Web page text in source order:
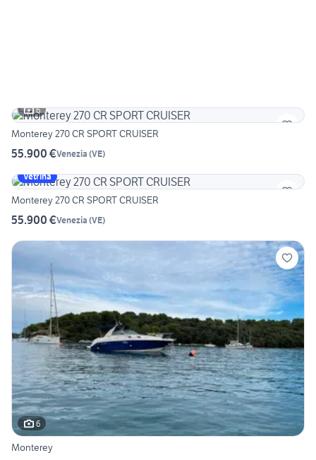
6
Monterey 270 CR SPORT CRUISER
55.900 €Venezia (VE)
Vetrina
Monterey 270 CR SPORT CRUISER
55.900 €Venezia (VE)
6
Monterey